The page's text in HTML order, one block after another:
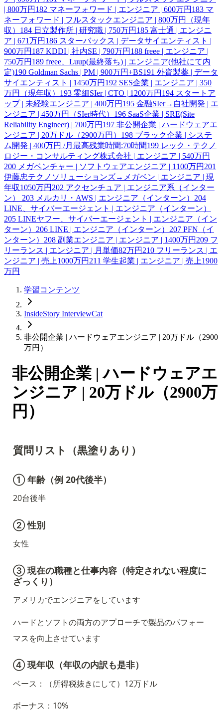
| 800万円 182 マネーフォワード | エンジニア | 600万円 183 マ
ネーフォワード | フルスタックエンジニア | 800万円（現年
収） 184 日立製作所 | 研究職 | 750万円 185 富士通 | エンジニ
ア | 671万円 186 スターバックス | データサイエンティスト |
900万円 187 KDDI | 社内SE | 790万円 188 freee | エンジニア |
750万円 189 freee、Luup(最終落ち) | エンジニア(他社にて内
定)190 Goldman Sachs | PM | 900万円+BS191 外資製薬 | データ
サイエンティスト | 1450万円 192 SES企業 | エンジニア | 350
万円（現年収） 193 零細SIer | CTO | 1200万円 194 スタートア
ップ | 未経験エンジニア | 400万円 195 金融SIer→自社開発 | エ
ンジニア | 450万円（SIer時代） 196 SaaS企業 | SRE(Site
Reliability Engineer) | 700万円 197 非公開企業 | ハードウェアエ
ンジニア | 20万ドル（2900万円） 198 ブラック企業 | システ
ム開発 | 400万円 /月最高残業時間:70時間199 レック・テクノ
ロジー・コンサルティング株式会社 | エンジニア | 540万円
200 メガベンチャー | ソフトウェアエンジニア | 1100万円 201
伊藤忠テクノソリューションズ→メガベン | エンジニア | 現
年収1050万円 202 アクセンチュア | エンジニア系（インター
ン） 203 メルカリ・AWS | エンジニア（インターン） 204
LINE、サイバーエージェント | エンジニア（インターン）
205 LINEヤフー、サイバーエージェント | エンジニア（イン
ターン） 206 LINE | エンジニア（インターン） 207 PFN（イ
ンターン） 208 副業エンジニア | エンジニア | 1400万円 209 フ
リーランス | エンジニア | 月単価82万円 210 フリーランス | エ
ンジニア | 売上1000万円 211 学生起業 | エンジニア | 売上1900
万円
学習コンテンツ
InsideStory InterviewCat
非公開企業 | ハードウェアエンジニア | 20万ドル（2900
万円）
非公開企業 | ハードウェアエ
ンジニア | 20万ドル（2900万
円）
質問リスト（黒塗りあり）
① 年齢（例 20代後半）
20台後半
② 性別
女性
③ 現在の職種と仕事内容（特定されない程度に
ざっくり）
アメリカでエンジニアをしています
ハードとソフトの両方のアプローチで製品のパフォー
マスを向上させています
④ 現年収（年収の内訳も是非）
ベース：（所得税抜きにして）12万ドル
ボーナス：10%